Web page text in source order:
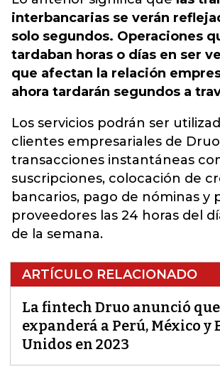
interbancarias se verán
solo segundos. Operaciones
tardaban horas o días en ser
que afectan la relación
ahora tardarán segundos a
Los servicios podrán ser
clientes empresariales de
transacciones instantáneas
suscripciones, colocación de
bancarios, pago de nóminas y
proveedores las 24 horas del
de la semana.
ARTÍCULO RELACIONADO
La fintech Druo anunció
expanderá a Perú, México y
Unidos en 2023